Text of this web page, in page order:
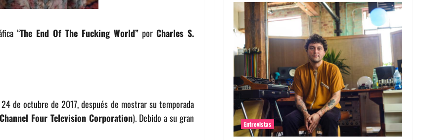
“The End Of The Fucking World”por Charles S.
de octubre de 2017, después de mostrar su temporada
Channel Four Television Corporation). Debido a su gran
Entrevistas